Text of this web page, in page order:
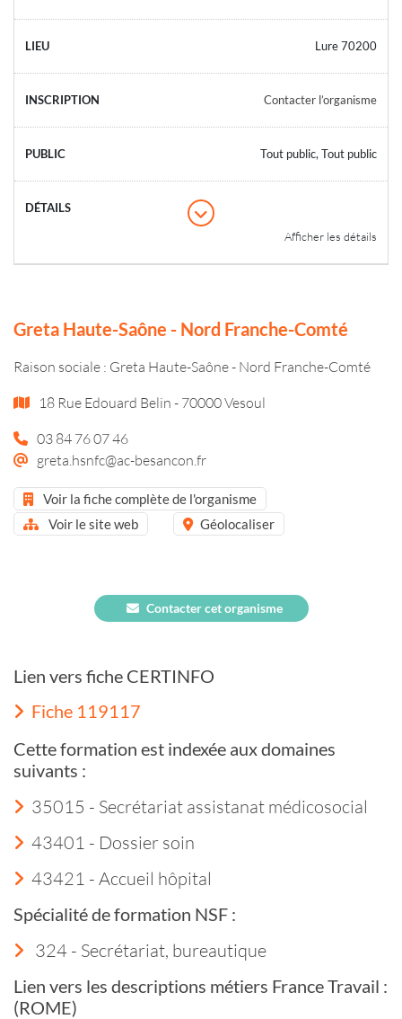
Lure 70200
Contacter l’organisme
Tout public, Tout public
Afficher les détails
Greta Haute-Saône - Nord Franche-Comté
Raison sociale : Greta Haute-Saône - Nord Franche-Comté
18 Rue Edouard Belin - 70000 Vesoul
03 84 76 07 46
greta.hsnfc@ac-besancon.fr
Voir la fiche complète de l'organisme
Voir le site web
Géolocaliser
Contacter cet organisme
Lien vers fiche CERTINFO
Fiche 119117
Cette formation est indexée aux domaines
suivants :
35015 - Secrétariat assistanat médicosocial
43401 - Dossier soin
43421 - Accueil hôpital
Spécialité de formation NSF :
324 - Secrétariat, bureautique
Lien vers les descriptions métiers France Travail :
(ROME)